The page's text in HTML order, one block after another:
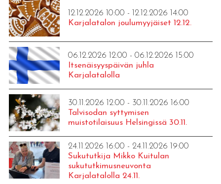
12.12.2026 10:00 - 12.12.2026 14:00
Karjalatalon joulumyyjäiset 12.12.
06.12.2026 12:00 - 06.12.2026 15:00
Itsenäisyyspäivän juhla
Karjalatalolla
30.11.2026 12:00 - 30.11.2026 16:00
Talvisodan syttymisen
muistotilaisuus Helsingissä 30.11.
24.11.2026 16:00 - 24.11.2026 19:00
Sukututkija Mikko Kuitulan
sukututkimusneuvonta
Karjalatalolla 24.11.